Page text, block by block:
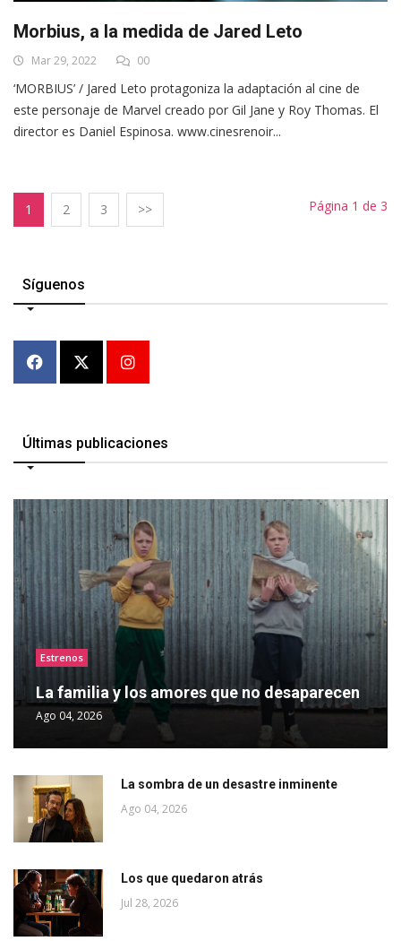
Morbius, a la medida de Jared Leto
Mar 29, 2022 00
‘MORBIUS’ / Jared Leto protagoniza la adaptación al cine de
este personaje de Marvel creado por Gil Jane y Roy Thomas. El
director es Daniel Espinosa. www.cinesrenoir...
1 2 3 >> Página 1 de 3
Síguenos
Últimas publicaciones
Estrenos
La familia y los amores que no desaparecen
Ago 04, 2026
La sombra de un desastre inminente
Ago 04, 2026
Los que quedaron atrás
Jul 28, 2026